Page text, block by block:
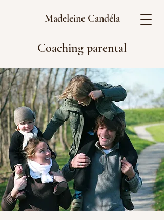
Madeleine Candéla
Coaching parental